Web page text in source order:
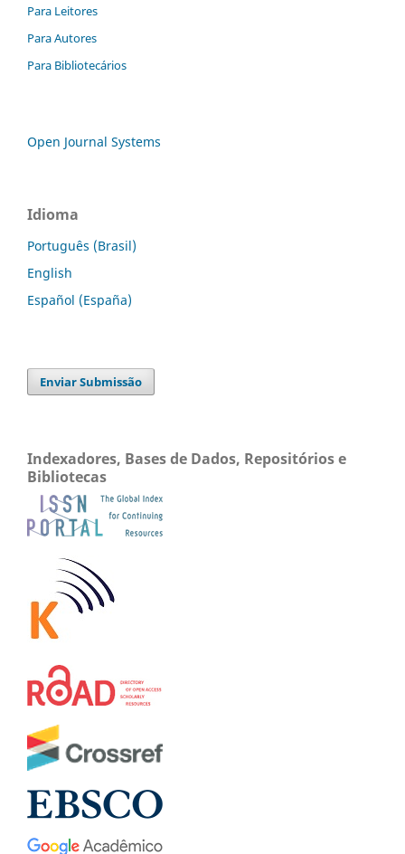
Para Leitores
Para Autores
Para Bibliotecários
Open Journal Systems
Idioma
Português (Brasil)
English
Español (España)
Enviar Submissão
Indexadores, Bases de Dados, Repositórios e
Bibliotecas